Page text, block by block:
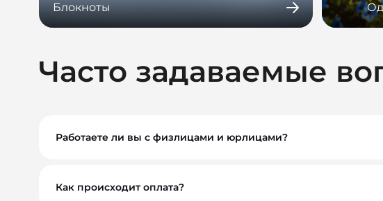
Блокноты
Часто задаваемые
Работаете ли вы с физлицами и юрлицами?
Как происходит оплата?